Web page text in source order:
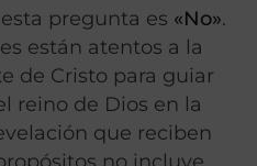
pregunta es «No».
están atentos a la
de Cristo para guiar
reino de Dios en la
que reciben
no incluye